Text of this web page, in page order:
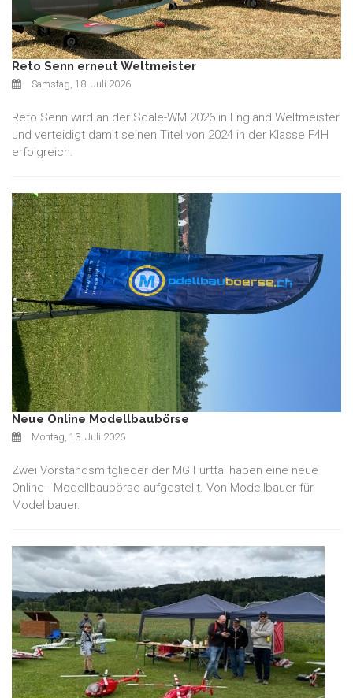
Reto Senn erneut Weltmeister
Samstag, 18. Juli 2026
Reto Senn wird an der Scale-WM 2026 in England Weltmeister
und verteidigt damit seinen Titel von 2024 in der Klasse F4H
erfolgreich.
Neue Online Modellbaubörse
Montag, 13. Juli 2026
Zwei Vorstandsmitglieder der MG Furttal haben eine neue
Online - Modellbaubörse aufgestellt. Von Modellbauer für
Modellbauer.